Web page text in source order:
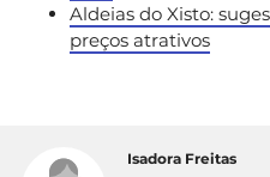
Aldeias do Xisto:
preços atrativos
Isadora Freitas